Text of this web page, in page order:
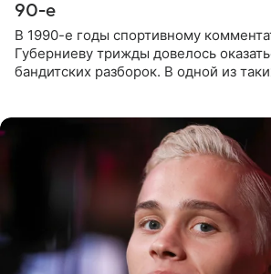
90-е
В 1990-е годы спортивному
Губерниеву трижды довелось
бандитских разборок. В одной из